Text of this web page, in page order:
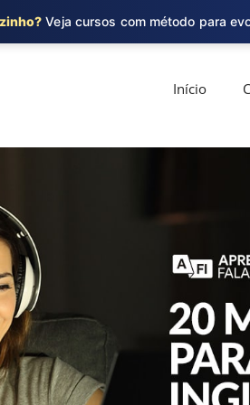
Início
Veja cursos com método para